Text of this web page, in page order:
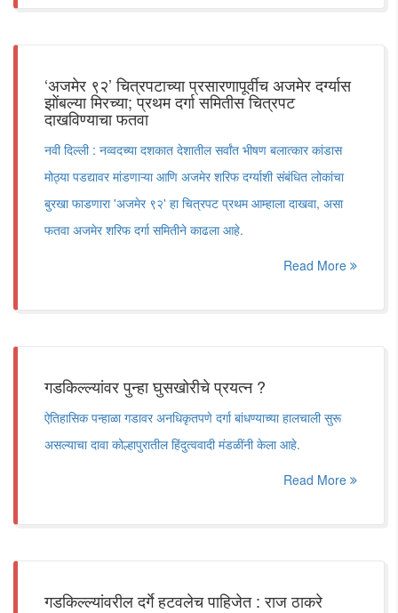
‘अजमेर ९२’ चित्रपटाच्या प्रसारणापूर्वीच अजमेर दर्ग्यास
झोंबल्या मिरच्या; प्रथम दर्गा समितीस चित्रपट
दाखविण्याचा फतवा
नवी दिल्ली : नव्वदच्या दशकात देशातील सर्वांत भीषण बलात्कार कांडास
मोठ्या पडद्यावर मांडणाऱ्या आणि अजमेर शरिफ दर्ग्याशी संबंधित लोकांचा
बुरखा फाडणारा 'अजमेर ९२' हा चित्रपट प्रथम आम्हाला दाखवा, असा
फतवा अजमेर शरिफ दर्गा समितीने काढला आहे.
Read More
गडकिल्ल्यांवर पुन्हा घुसखोरीचे प्रयत्न ?
ऐतिहासिक पन्हाळा गडावर अनधिकृतपणे दर्गा बांधण्याच्या हालचाली सुरू
असल्याचा दावा कोल्हापुरातील हिंदुत्ववादी मंडळींनी केला आहे.
Read More
गडकिल्ल्यांवरील दर्गे हटवलेच पाहिजेत : राज ठाकरे